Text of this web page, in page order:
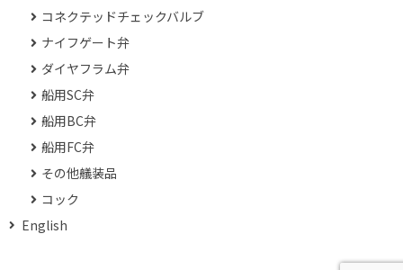
コネクテッドチェックバルブ
ナイフゲート弁
ダイヤフラム弁
船用SC弁
船用BC弁
船用FC弁
その他艤装品
コック
English